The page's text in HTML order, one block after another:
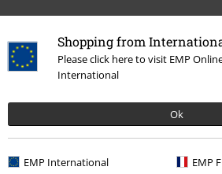
Shopping from
Please click here to visit EMP
International
Ok
EMP International EMP
Senast besökt